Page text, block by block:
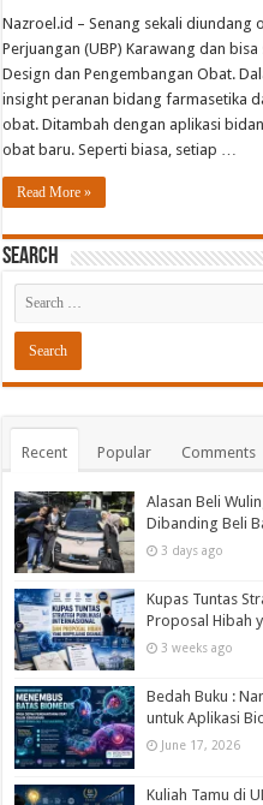
Nazroel.id – Senang sekali diundang
Perjuangan (UBP) Karawang dan
Design dan Pengembangan Obat.
insight peranan bidang farmasetika
obat. Ditambah dengan aplikasi
obat baru. Seperti biasa, setiap …
Read More »
Search
Recent Popular Comments
Alasan Beli
Dibanding Beli
3 days ago
Kupas Tuntas
Proposal Hibah
3 weeks ago
Bedah Buku :
untuk Aplikasi
June 17, 2026
Kuliah Tamu di